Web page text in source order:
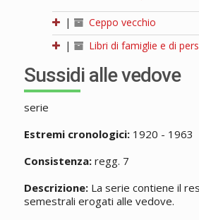
|
Ceppo vecchio
|
Libri di famiglie e di
Sussidi alle vedove
serie
Estremi cronologici:1920 - 1963
Consistenza:regg. 7
Descrizione:La serie contiene il
semestrali erogati alle vedove.